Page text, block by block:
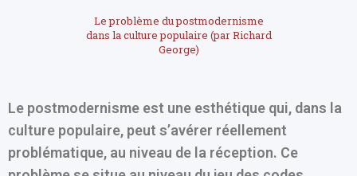
Le problème du postmodernisme
dans la culture populaire (par Richard
George)
Le postmodernisme est une esthétique qui, dans la
culture populaire, peut s’avérer réellement
problématique, au niveau de la réception. Ce